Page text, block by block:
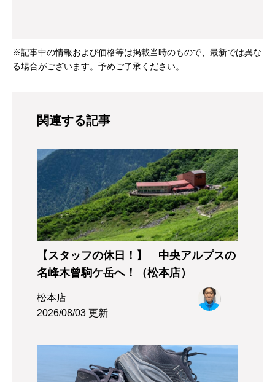
※記事中の情報および価格等は掲載当時のもので、最新では異な
る場合がございます。予めご了承ください。
関連する記事
【スタッフの休日！】 中央アルプスの
名峰木曾駒ケ岳へ！（松本店）
松本店
2026/08/03 更新